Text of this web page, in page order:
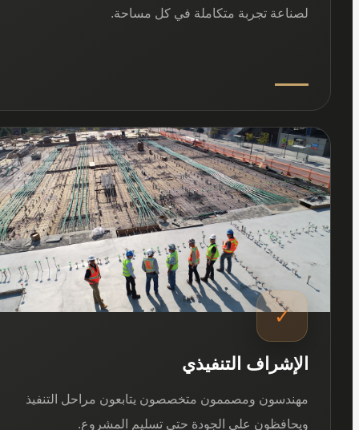
لصناعة تجربة متكاملة في كل مساحة.
03
✓
الإشراف التنفيذي
مهندسون ومصممون متخصصون يتابعون مراحل التنفيذ
ويحافظون على الجودة حتى تسليم المشروع.